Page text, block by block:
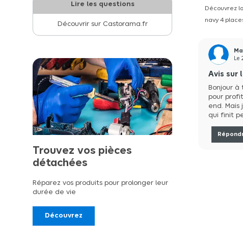
Lire les questions
Découvrir sur Castorama.fr
Trouvez vos pièces
détachées
Réparez vos produits pour prolonger leur
durée de vie
Découvrez
Découvrez
navy 4
Le
Avis sur
Bonjour à
pour
end.
qui finit